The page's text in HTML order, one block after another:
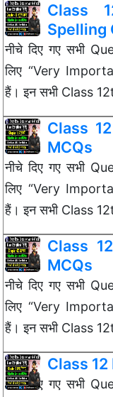
Class
Spelling
नीचे दिए गए सभी
लिए “Very
हैं। इन सभी Class
Class
MCQs
नीचे दिए गए सभी
लिए “Very
हैं। इन सभी Class
Class
MCQs
नीचे दिए गए सभी
लिए “Very
हैं। इन सभी Class
Class 12
नीचे दिए गए सभी